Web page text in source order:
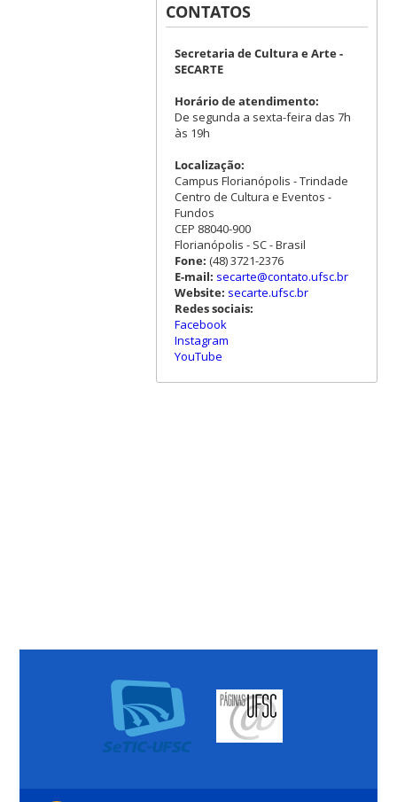
CONTATOS
Secretaria de Cultura e Arte -
SECARTE
Horário de atendimento:
De segunda a sexta-feira das 7h
às 19h
Localização:
Campus Florianópolis - Trindade
Centro de Cultura e Eventos -
Fundos
CEP 88040-900
Florianópolis - SC - Brasil
Fone: (48) 3721-2376
E-mail: secarte@contato.ufsc.br
Website: secarte.ufsc.br
Redes sociais:
Facebook
Instagram
YouTube